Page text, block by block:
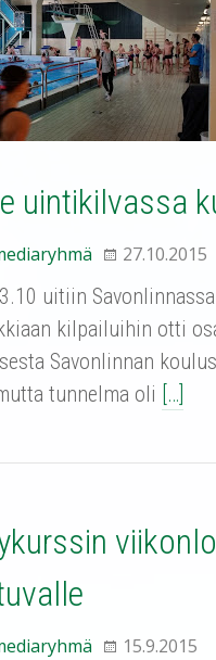
uintikilvassa
27.10.2015
uitiin
kilpailuihin otti
Savonlinnan
tunnelma oli […]
15.9.2015